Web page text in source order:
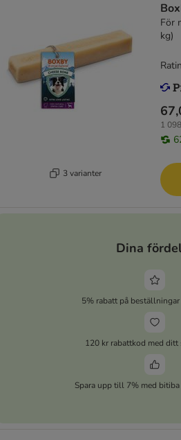
3 varianter
För
kg)
1
Dina
5% rabatt på
120 kr rabattkod med
Spara upp till 7% med